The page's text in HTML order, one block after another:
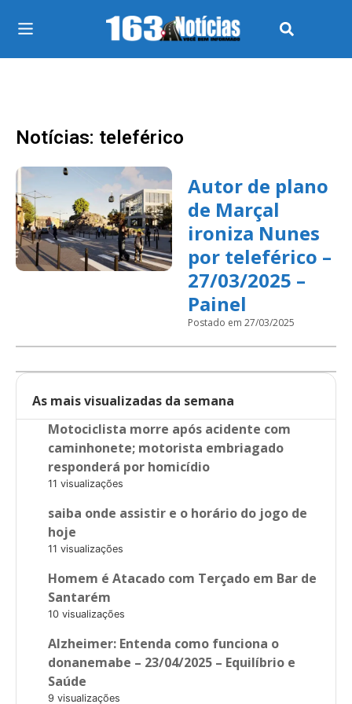
Notícias: teleférico
Autor de plano
de Marçal
ironiza Nunes
por teleférico –
27/03/2025 –
Painel
Postado em 27/03/2025
As mais visualizadas da semana
Motociclista morre após acidente com
caminhonete; motorista embriagado
responderá por homicídio
11 visualizações
saiba onde assistir e o horário do jogo de
hoje
11 visualizações
Homem é Atacado com Terçado em Bar de
Santarém
10 visualizações
Alzheimer: Entenda como funciona o
donanemabe – 23/04/2025 – Equilíbrio e
Saúde
9 visualizações